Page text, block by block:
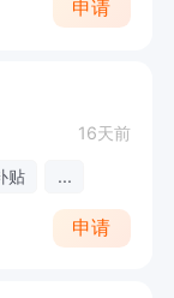
申请
16天前
贴 ...
申请